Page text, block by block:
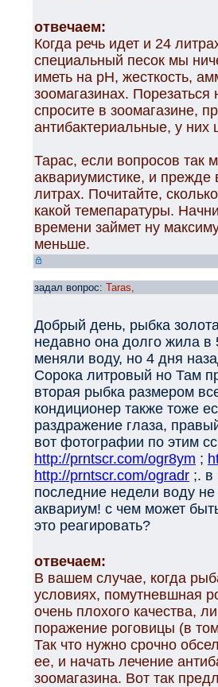
отвечаем:
Когда речь идет и 24
специальный песок мы
иметь на рН, жесткость,
зоомагазинах.
спросите в зоомагазине,
антибактериальные, у них
Тарас, если вопросов так
аквариумистике, и прежде
литрах. Почитайте,
какой темепаратуры.
времени займет ну
меньше.
задал вопрос: Taras,
Добрый день, рыбка
недавно она долго жила в
меняли воду, но 4 дня
Сорока литровый но Там
вторая рыбка размером
кондиционер также тоже
раздражение глаза,
вот фотографии по этим
http://prntscr.com/ogr8ym ;
http://prntscr.com/ogradr ;. в
последние недели воду
аквариум! с чем может
это реагировать?
отвечаем:
В вашем случае, когда
условиях, помутневшная
очень плохого качества,
поражение роговицы (в
Так что нужно срочно
ее, и начать лечение
зоомагазина. Вот так